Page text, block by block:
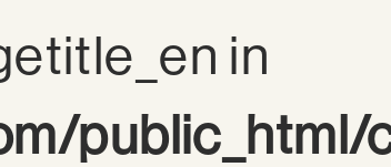
in
public_html/